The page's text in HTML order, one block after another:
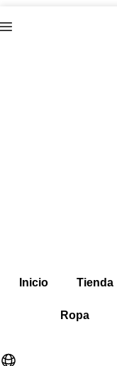
Inicio Tienda
Ropa